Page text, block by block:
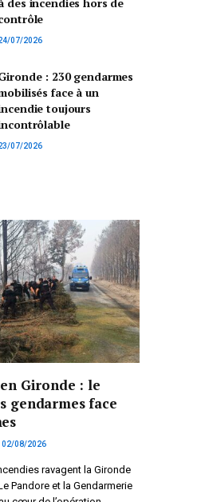
07/2026
: 230 gendarmes
face à un
toujours
07/2026
Gironde : le
gendarmes face
02/08/2026
ravagent la Gironde
Pandore et la Gendarmerie